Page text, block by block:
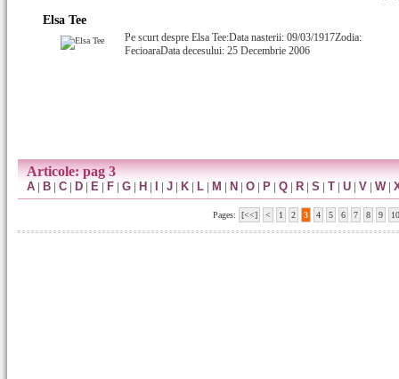
Elsa Tee
Pe scurt despre Elsa Tee:Data nasterii: 09/03/1917Zodia:
FecioaraData decesului: 25 Decembrie 2006
Articole: pag 3
A | B | C | D | E | F | G | H | | J | K | L | M | N | O | P | Q | R | S | T | U | V | W|
Pages: [<<] < 1 2 3 4 5 6 7 8 9 10